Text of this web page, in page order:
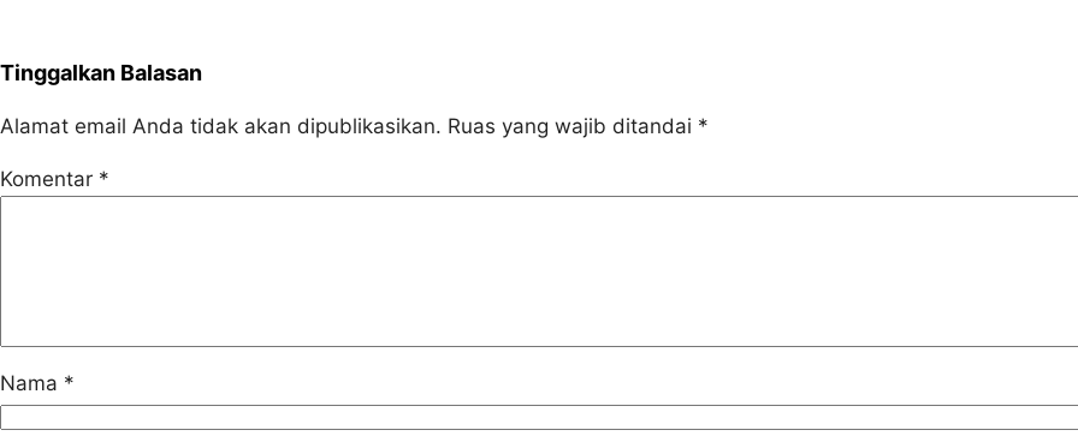
Tinggalkan Balasan
Alamat email Anda tidak akan dipublikasikan. Ruas yang wajib ditandai *
Komentar *
Nama *